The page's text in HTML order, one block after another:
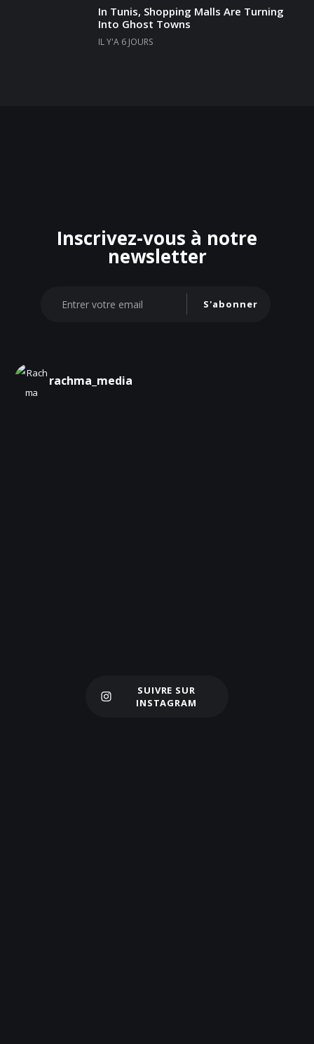
In Tunis, Shopping Malls Are Turning
Into Ghost Towns
IL Y'A 6 JOURS
Inscrivez-vous à notre
newsletter
S'abonner
rachma_media
Charger plus
SUIVRE SUR
INSTAGRAM